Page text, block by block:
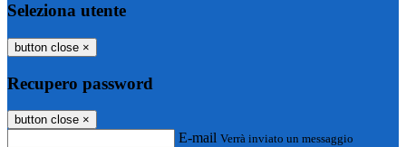
Seleziona utente
button close ×
Recupero password
button close ×
E-mail Verrà inviato un messaggio